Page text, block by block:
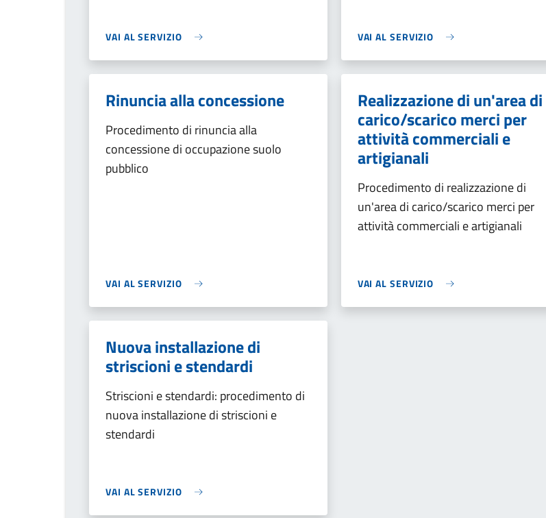
VAI AL SERVIZIO VAI AL SERVIZIO
Rinuncia alla concessione
Procedimento di rinuncia alla
concessione di occupazione suolo
pubblico
VAI AL SERVIZIO
Realizzazione di un'area di
carico/scarico merci per
attività commerciali e
artigianali
Procedimento di realizzazione di
un'area di carico/scarico merci per
attività commerciali e artigianali
VAI AL SERVIZIO
Nuova installazione di
striscioni e stendardi
Striscioni e stendardi: procedimento di
nuova installazione di striscioni e
stendardi
VAI AL SERVIZIO